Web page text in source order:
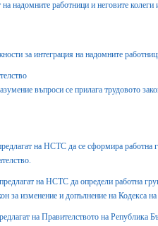
надомните работници и неговите
за интеграция на надомните
въпроси се прилага трудовото
на НСТС да се сформира работна
на НСТС да определи работна
за изменение и допълнение на Кодекса
на Правителството на Република